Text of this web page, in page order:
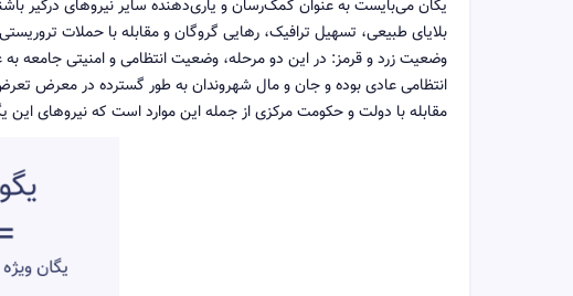
یگان می‌بایست به عنوان کمک‌رسان و یاری‌دهنده سایر نیروهای درگیر
بلایای طبیعی، تسهیل ترافیک، رهایی گروگان و مقابله با حملات تروریستی
وضعیت زرد و قرمز: در این دو مرحله، وضعیت انتظامی و امنیتی جامعه
انتظامی عادی بوده و جان و مال شهروندان به طور گسترده در معرض
مقابله با دولت و حکومت مرکزی از جمله این موارد است که نیروهای